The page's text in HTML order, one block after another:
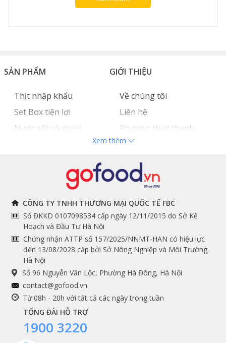
SẢN PHẨM
Thịt nhập khẩu
Set Box tiện lợi
Nước sốt và gia vị
GIỚI THIỆU
Về chúng tôi
Liên hệ
Phương thức thanh
toán
Tuyển dụng
THÔNG TIN
Chính sách và quy định
chung
Hướng dẫn đặt hàng
Cam kết chất lượng
THEO DÕI NGAY
Facebook
Instagram
Youtube
Tiktok
Shopee
DỊCH VỤ
Xem thêm
CÔNG TY TNHH THƯƠNG MẠI QUỐC TẾ FBC
Số ĐKKD 0107098534 cấp ngày 12/11/2015 do Sở Kế
Hoạch và Đầu Tư Hà Nội
Chứng nhận ATTP số 157/2025/NNMT-HAN có hiệu lực
đến 13/08/2028 cấp bởi Sở Nông Nghiệp và Môi Trường
Hà Nội
Số 96 Nguyễn Văn Lộc, Phường Hà Đông, Hà Nội
contact@gofood.vn
Từ 08h - 20h với tất cả các ngày trong tuần
TỔNG ĐÀI HỖ TRỢ
1900 3220